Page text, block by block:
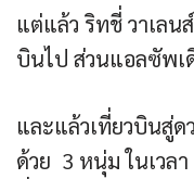
แต่แล้ว ริทชี่ วาเลน
บินไป ส่วนแอลซัพเ
และแล้วเที่ยวบินสู่ด
ด้วย 3 หนุ่ม ในเวล